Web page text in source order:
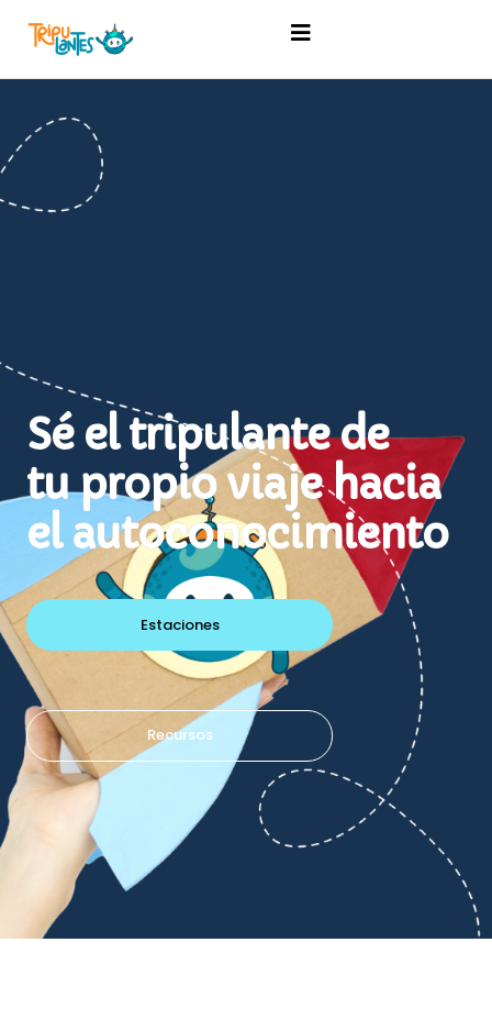
Sé el tripulante de
tu propio viaje hacia
el autoconocimiento
Estaciones
Recursos